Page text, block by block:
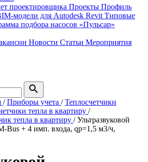
проектировщика Проекты Профиль
модели для Autodesk Revit Типовые
подбора насосов «Пульсар»
Новости Статьи Мероприятия
search
/Приборы учета /Теплосчетчики
тепла в квартиру /
тепла в квартиру /Ультразвуковой
Bus + 4 имп. входа, qp=1,5 м3/ч,